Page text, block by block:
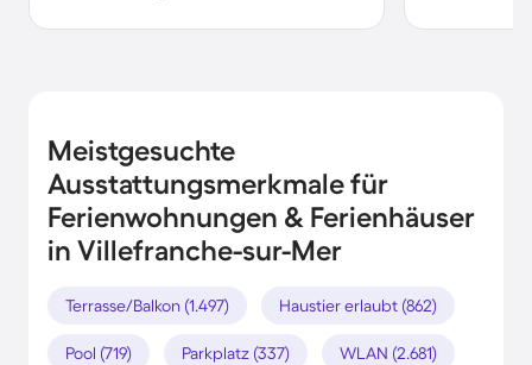
Meistgesuchte
Ausstattungsmerkmale für
Ferienwohnungen & Ferienhäuser
in Villefranche-sur-Mer
Terrasse/Balkon (1.497) Haustier erlaubt (862)
Pool (719) Parkplatz (337) WLAN (2.681)